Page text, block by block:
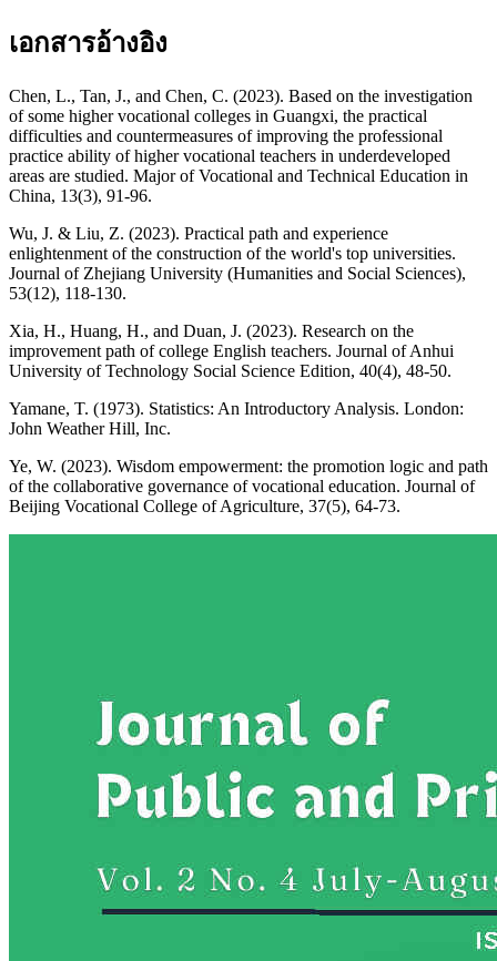
เอกสารอ้างอิง
Chen, L., Tan, J., and Chen, C. (2023). Based on the investigation
of some higher vocational colleges in Guangxi, the practical
difficulties and countermeasures of improving the professional
practice ability of higher vocational teachers in underdeveloped
areas are studied. Major of Vocational and Technical Education in
China, 13(3), 91-96.
Wu, J. & Liu, Z. (2023). Practical path and experience
enlightenment of the construction of the world's top universities.
Journal of Zhejiang University (Humanities and Social Sciences),
53(12), 118-130.
Xia, H., Huang, H., and Duan, J. (2023). Research on the
improvement path of college English teachers. Journal of Anhui
University of Technology Social Science Edition, 40(4), 48-50.
Yamane, T. (1973). Statistics: An Introductory Analysis. London:
John Weather Hill, Inc.
Ye, W. (2023). Wisdom empowerment: the promotion logic and path
of the collaborative governance of vocational education. Journal of
Beijing Vocational College of Agriculture, 37(5), 64-73.